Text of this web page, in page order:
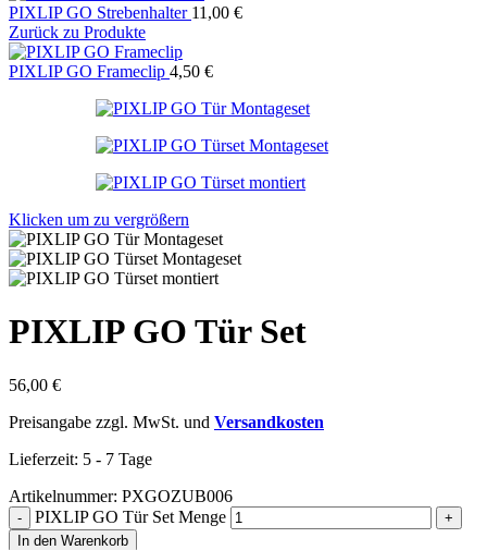
PIXLIP GO Strebenhalter 11,00 €
Zurück zu Produkte
PIXLIP GO Frameclip 4,50 €
Klicken um zu vergrößern
PIXLIP GO Tür Set
56,00 €
Preisangabe zzgl. MwSt. und Versandkosten
Lieferzeit: 5 - 7 Tage
Artikelnummer: PXGOZUB006
PIXLIP GO Tür Set Menge
In den Warenkorb